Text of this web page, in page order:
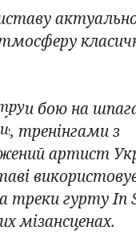
бою на
тренінгами з
артист
треки гурту In
мізансценах.